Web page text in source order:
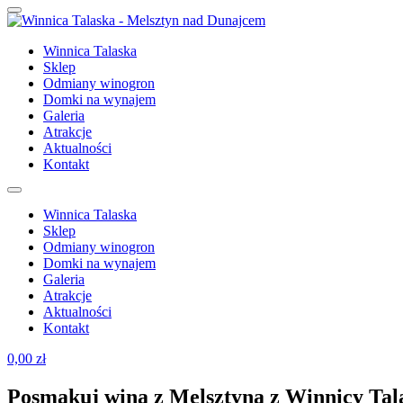
Winnica Talaska
Sklep
Odmiany winogron
Domki na wynajem
Galeria
Atrakcje
Aktualności
Kontakt
Winnica Talaska
Sklep
Odmiany winogron
Domki na wynajem
Galeria
Atrakcje
Aktualności
Kontakt
0,00 zł
Posmakuj wina z Melsztyna z Winnicy